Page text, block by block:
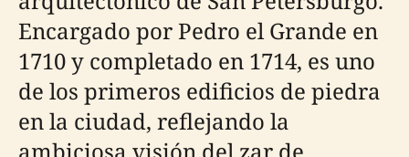
Encargado por Pedro el Grande en
1710 y completado en 1714, es uno
de los primeros edificios de piedra
en la ciudad, reflejando la
ambiciosa visión del zar de